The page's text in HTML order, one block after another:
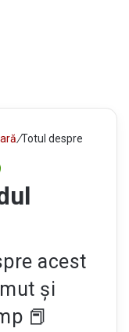
/Totul despre
acest
și
📕